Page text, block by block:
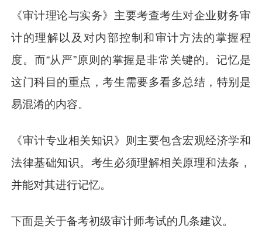
《审计理论与实务》主要考查考生对企业财务审
计的理解以及对内部控制和审计方法的掌握程
度。而“从严”原则的掌握是非常关键的。记忆是
这门科目的重点，考生需要多看多总结，特别是
易混淆的内容。
《审计专业相关知识》则主要包含宏观经济学和
法律基础知识。考生必须理解相关原理和法条，
并能对其进行记忆。
下面是关于备考初级审计师考试的几条建议。